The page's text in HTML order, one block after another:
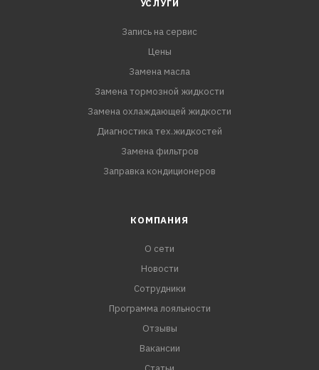
УСЛУГИ
Запись на сервис
Цены
Замена масла
Замена тормозной жидкости
Замена охлаждающей жидкости
Диагностика тех.жидкостей
Замена фильтров
Заправка кондиционеров
КОМПАНИЯ
О сети
Новости
Сотрудники
Программа лояльности
Отзывы
Вакансии